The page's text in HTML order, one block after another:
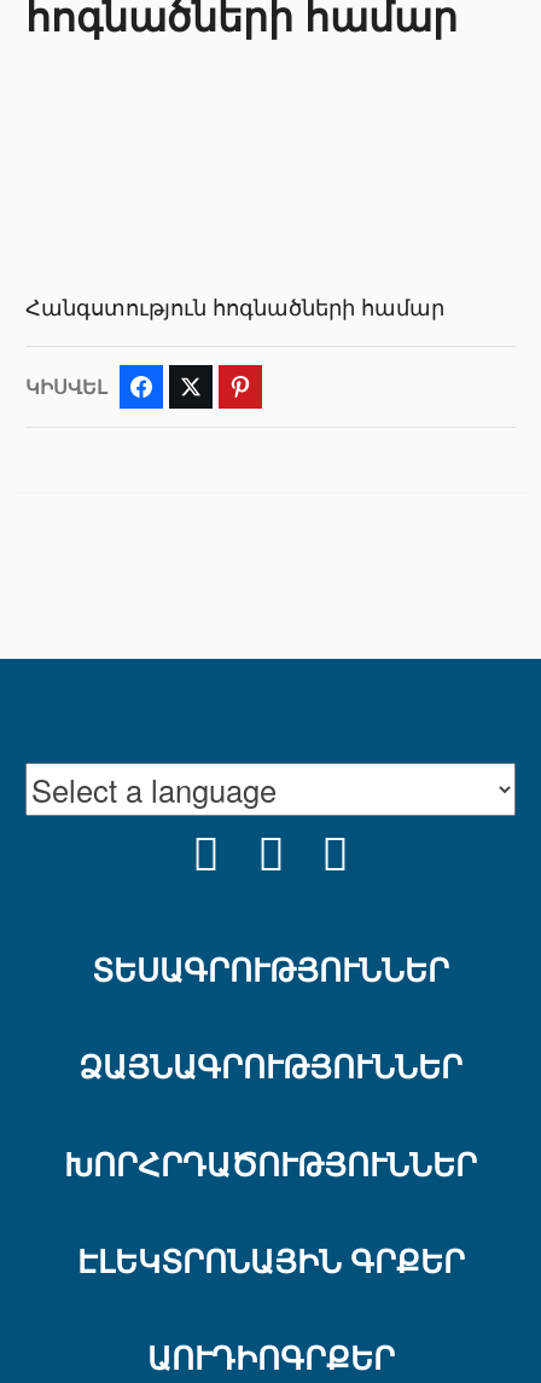
հոգնածների համար
Հանգստություն հոգնածների համար
ԿԻՍՎԵԼ FacebookTwitter
FACEBOOK
YOUTUBE
ՏԵՍԱԳՐՈՒԹՅՈՒՆՆԵՐ
ՁԱՅՆԱԳՐՈՒԹՅՈՒՆՆԵՐ
ԽՈՐՀՐԴԱԾՈՒԹՅՈՒՆՆԵՐ
ԷԼԵԿՏՐՈՆԱՅԻՆ ԳՐՔԵՐ
ԱՈՒԴԻՈԳՐՔԵՐ